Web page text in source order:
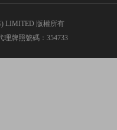
LIMITED 版權所有
理牌照號碼：354733